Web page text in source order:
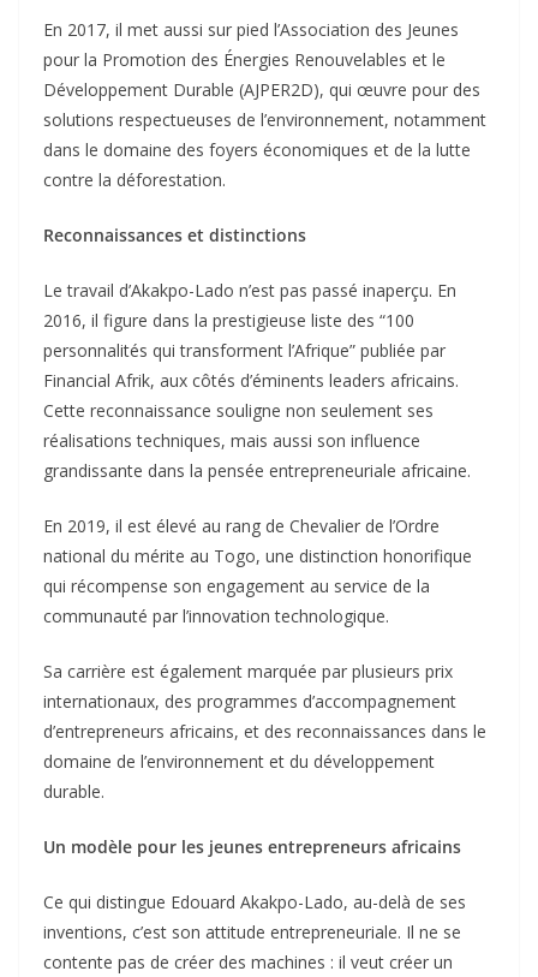
En 2017, il met aussi sur pied l’Association des Jeunes
pour la Promotion des Énergies Renouvelables et le
Développement Durable (AJPER2D), qui œuvre pour des
solutions respectueuses de l’environnement, notamment
dans le domaine des foyers économiques et de la lutte
contre la déforestation.
Reconnaissances et distinctions
Le travail d’Akakpo-Lado n’est pas passé inaperçu. En
2016, il figure dans la prestigieuse liste des “100
personnalités qui transforment l’Afrique” publiée par
Financial Afrik, aux côtés d’éminents leaders africains.
Cette reconnaissance souligne non seulement ses
réalisations techniques, mais aussi son influence
grandissante dans la pensée entrepreneuriale africaine.
En 2019, il est élevé au rang de Chevalier de l’Ordre
national du mérite au Togo, une distinction honorifique
qui récompense son engagement au service de la
communauté par l’innovation technologique.
Sa carrière est également marquée par plusieurs prix
internationaux, des programmes d’accompagnement
d’entrepreneurs africains, et des reconnaissances dans le
domaine de l’environnement et du développement
durable.
Un modèle pour les jeunes entrepreneurs africains
Ce qui distingue Edouard Akakpo-Lado, au-delà de ses
inventions, c’est son attitude entrepreneuriale. Il ne se
contente pas de créer des machines : il veut créer un